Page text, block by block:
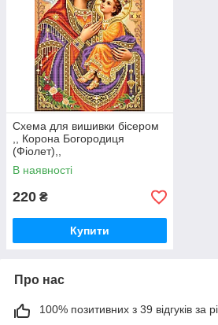
Схема для вишивки бісером
,, Корона Богородиця
(Фіолет),,
В наявності
220 ₴
Купити
Про нас
100% позитивних з 39 відгуків за